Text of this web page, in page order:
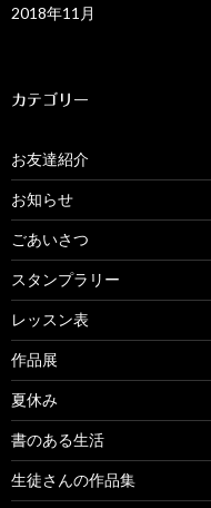
2018年11月
カテゴリー
お友達紹介
お知らせ
ごあいさつ
スタンプラリー
レッスン表
作品展
夏休み
書のある生活
生徒さんの作品集